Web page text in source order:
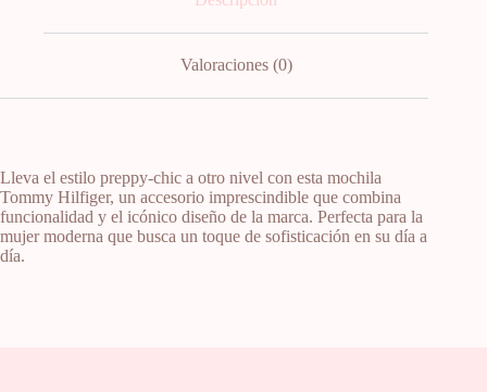
Valoraciones (0)
Lleva el estilo preppy-chic a otro nivel con esta mochila
Tommy Hilfiger, un accesorio imprescindible que combina
funcionalidad y el icónico diseño de la marca. Perfecta para la
mujer moderna que busca un toque de sofisticación en su día a
día.